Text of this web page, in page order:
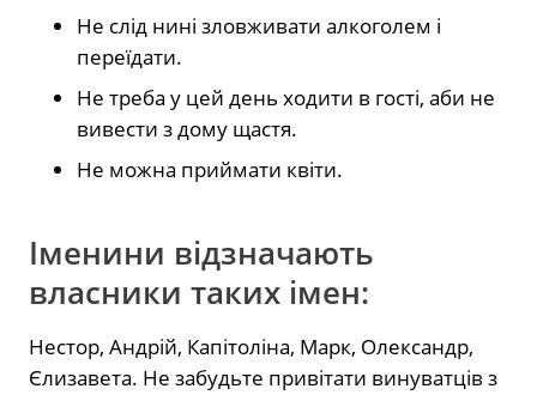
Не слід нині зловживати алкоголем і
переїдати.
Не треба у цей день ходити в гості, аби не
вивести з дому щастя.
Не можна приймати квіти.
Іменини відзначають
власники таких імен:
Нестор, Андрій, Капітоліна, Марк, Олександр,
Єлизавета.​ Не забудьте привітати винуватців з